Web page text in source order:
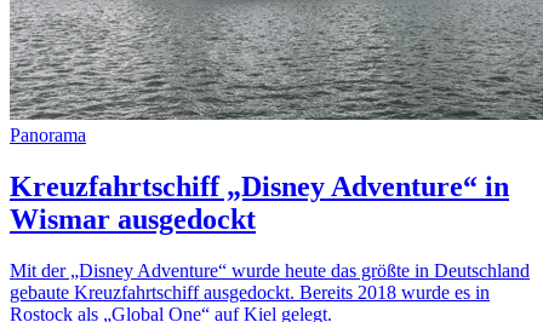
Panorama
Kreuzfahrtschiff „Disney Adventure“ in
Wismar ausgedockt
Mit der „Disney Adventure“ wurde heute das größte in Deutschland
gebaute Kreuzfahrtschiff ausgedockt. Bereits 2018 wurde es in
Rostock als „Global One“ auf Kiel gelegt.